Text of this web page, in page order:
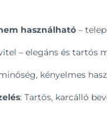
használható –
– elegáns és tartós
kényelmes
: Tartós, karcálló